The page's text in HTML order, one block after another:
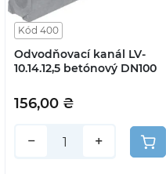
Kód 400
Odvodňovací kanál LV-
10.14.12,5 betónový DN100
156,00 ₴
− +